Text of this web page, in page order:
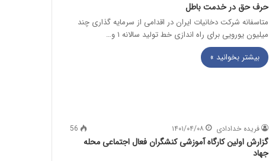
حرف حق در خدمت باطل
متاسفانه شرکت دخانیات ایران در اقدامی از سرمایه گذاری چند
میلیون یورویی برای راه اندازی خط تولید سالانه ۱ و…
بیشتر بخوانید »
فریده خدادادی ۱۴۰۱/۰۴/۰۸ 56
گزارش اولین کارگاه آموزشی کنشگران فعال اجتماعی محله
جهاد